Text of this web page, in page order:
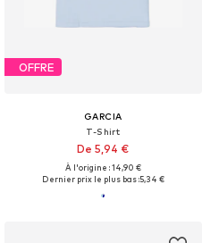
OFFRE
GARCIA
T-Shirt
De 5,94 €
À l'origine : 14,90 €
Dernier prix le plus bas :5,34 €